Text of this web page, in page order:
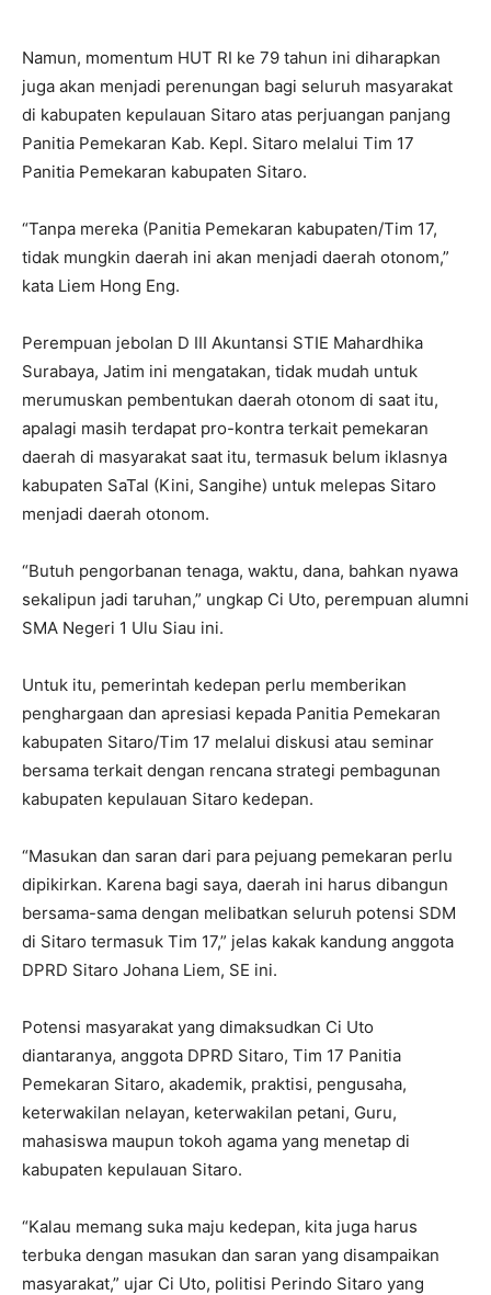
Namun, momentum HUT RI ke 79 tahun ini diharapkan
juga akan menjadi perenungan bagi seluruh masyarakat
di kabupaten kepulauan Sitaro atas perjuangan panjang
Panitia Pemekaran Kab. Kepl. Sitaro melalui Tim 17
Panitia Pemekaran kabupaten Sitaro.
“Tanpa mereka (Panitia Pemekaran kabupaten/Tim 17,
tidak mungkin daerah ini akan menjadi daerah otonom,”
kata Liem Hong Eng.
Perempuan jebolan D III Akuntansi STIE Mahardhika
Surabaya, Jatim ini mengatakan, tidak mudah untuk
merumuskan pembentukan daerah otonom di saat itu,
apalagi masih terdapat pro-kontra terkait pemekaran
daerah di masyarakat saat itu, termasuk belum iklasnya
kabupaten SaTal (Kini, Sangihe) untuk melepas Sitaro
menjadi daerah otonom.
“Butuh pengorbanan tenaga, waktu, dana, bahkan nyawa
sekalipun jadi taruhan,” ungkap Ci Uto, perempuan alumni
SMA Negeri 1 Ulu Siau ini.
Untuk itu, pemerintah kedepan perlu memberikan
penghargaan dan apresiasi kepada Panitia Pemekaran
kabupaten Sitaro/Tim 17 melalui diskusi atau seminar
bersama terkait dengan rencana strategi pembagunan
kabupaten kepulauan Sitaro kedepan.
“Masukan dan saran dari para pejuang pemekaran perlu
dipikirkan. Karena bagi saya, daerah ini harus dibangun
bersama-sama dengan melibatkan seluruh potensi SDM
di Sitaro termasuk Tim 17,” jelas kakak kandung anggota
DPRD Sitaro Johana Liem, SE ini.
Potensi masyarakat yang dimaksudkan Ci Uto
diantaranya, anggota DPRD Sitaro, Tim 17 Panitia
Pemekaran Sitaro, akademik, praktisi, pengusaha,
keterwakilan nelayan, keterwakilan petani, Guru,
mahasiswa maupun tokoh agama yang menetap di
kabupaten kepulauan Sitaro.
“Kalau memang suka maju kedepan, kita juga harus
terbuka dengan masukan dan saran yang disampaikan
masyarakat,” ujar Ci Uto, politisi Perindo Sitaro yang